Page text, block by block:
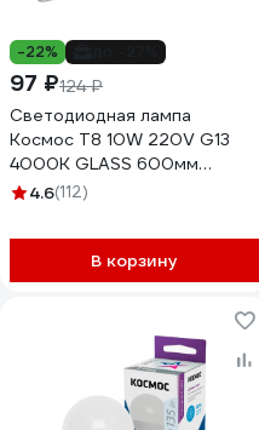
-22%
97 ₽124 ₽
Светодиодная лампа
Космос T8 10W 220V G13
4000K GLASS 600мм
Lksm_LED10wG13T840GL
4.6(112)
В корзину